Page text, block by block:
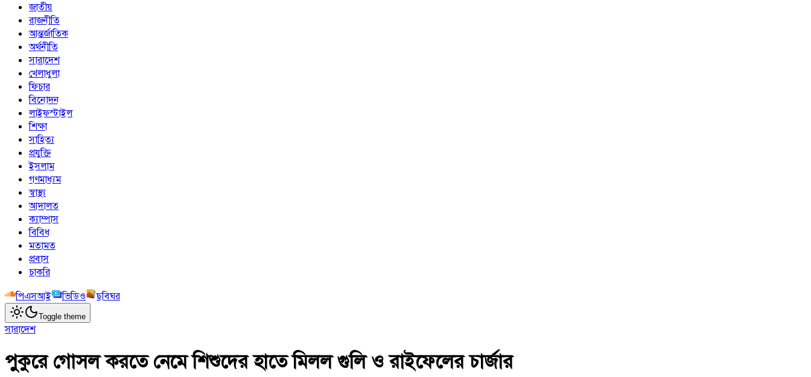
জাতীয়
রাজনীতি
আন্তর্জাতিক
অর্থনীতি
সারাদেশ
খেলাধুলা
ফিচার
বিনোদন
লাইফস্টাইল
শিক্ষা
সাহিত্য
প্রযুক্তি
ইসলাম
গণমাধ্যম
স্বাস্থ্য
আদালত
ক্যাম্পাস
বিবিধ
মতামত
প্রবাস
চাকরি
পিএসআই
ভিডিও ছবিঘর
Toggle theme
সারাদেশ
পুকুরে গোসল করতে নেমে শিশুদের হাতে মিলল গুলি ও রাইফেলের চার্জার